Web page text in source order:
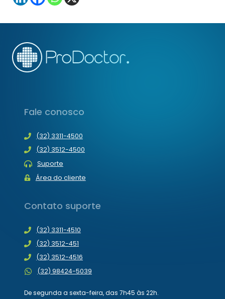
Fale conosco
(32) 3311-4500
(32) 3512-4500
Suporte
Área do cliente
Contato suporte
(32) 3311-4510
(32) 3512-451
(32) 3512-4516
(32) 98424-5039
De segunda a sexta-feira, das 7h45 às 22h.